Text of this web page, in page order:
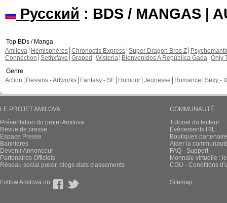
Русский : BDS / MANGAS |
Top BDs / Manga
Amilova
Hémisphères Chronoctis Express Super Dragon Bros Z
Connection Sethxfaye Graped Wisteria Bienvenidos A República Gada Only
Genre
Action
Dessins - Artworks Fantasy - SF Humour Jeunesse Romance Sexy -
LE PROJET AMILOVA
Présentation du projet Amilova
Revue de presse
Espace Presse
Bannières
Devenir Annonceur
Partenaires Officiels
Réseau social poker, blogs stats classements
COMMUNAUTÉ
Tutoriel du lecteur
Évènements IRL
Boutiques
Aider la
FAQ - Support
Monnaie virtuelle :
CGU - Conditions
Follow Amilova on Sitemap